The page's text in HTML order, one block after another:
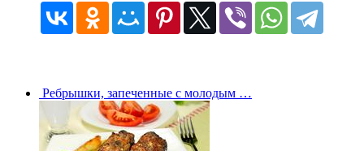
Ребрышки, запеченные с молодым …